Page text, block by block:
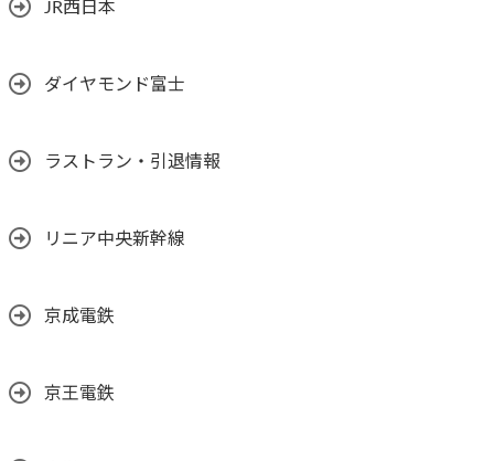
JR西日本
ダイヤモンド富士
ラストラン・引退情報
リニア中央新幹線
京成電鉄
京王電鉄